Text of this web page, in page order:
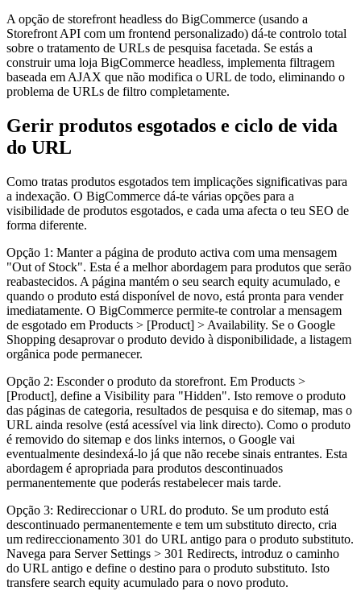
A opção de storefront headless do BigCommerce (usando a
Storefront API com um frontend personalizado) dá-te controlo total
sobre o tratamento de URLs de pesquisa facetada. Se estás a
construir uma loja BigCommerce headless, implementa filtragem
baseada em AJAX que não modifica o URL de todo, eliminando o
problema de URLs de filtro completamente.
Gerir produtos esgotados e ciclo de vida
do URL
Como tratas produtos esgotados tem implicações significativas para
a indexação. O BigCommerce dá-te várias opções para a
visibilidade de produtos esgotados, e cada uma afecta o teu SEO de
forma diferente.
Opção 1: Manter a página de produto activa com uma mensagem
"Out of Stock". Esta é a melhor abordagem para produtos que serão
reabastecidos. A página mantém o seu search equity acumulado, e
quando o produto está disponível de novo, está pronta para vender
imediatamente. O BigCommerce permite-te controlar a mensagem
de esgotado em Products > [Product] > Availability. Se o Google
Shopping desaprovar o produto devido à disponibilidade, a listagem
orgânica pode permanecer.
Opção 2: Esconder o produto da storefront. Em Products >
[Product], define a Visibility para "Hidden". Isto remove o produto
das páginas de categoria, resultados de pesquisa e do sitemap, mas o
URL ainda resolve (está acessível via link directo). Como o produto
é removido do sitemap e dos links internos, o Google vai
eventualmente desindexá-lo já que não recebe sinais entrantes. Esta
abordagem é apropriada para produtos descontinuados
permanentemente que poderás restabelecer mais tarde.
Opção 3: Redireccionar o URL do produto. Se um produto está
descontinuado permanentemente e tem um substituto directo, cria
um redireccionamento 301 do URL antigo para o produto substituto.
Navega para Server Settings > 301 Redirects, introduz o caminho
do URL antigo e define o destino para o produto substituto. Isto
transfere search equity acumulado para o novo produto.